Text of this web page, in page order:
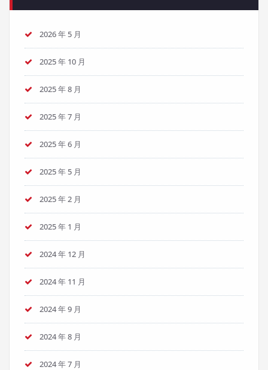
2026 年 5 月
2025 年 10 月
2025 年 8 月
2025 年 7 月
2025 年 6 月
2025 年 5 月
2025 年 2 月
2025 年 1 月
2024 年 12 月
2024 年 11 月
2024 年 9 月
2024 年 8 月
2024 年 7 月